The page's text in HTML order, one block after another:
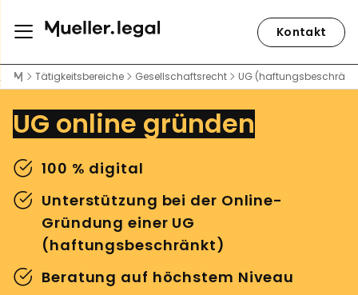
Kontakt
Tätigkeitsbereiche Gesellschaftsrecht UG
UG online gründen
100 % digital
Unterstützung bei der Online-
Gründung einer UG
(haftungsbeschränkt)
Beratung auf höchstem Niveau
Rechtsanwalt Peter Weiler